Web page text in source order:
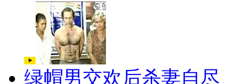
绿帽男交欢后杀妻自尽